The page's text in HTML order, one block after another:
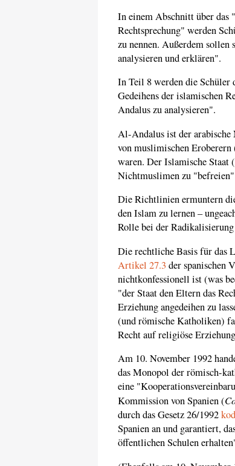
In einem Abschnitt über
Rechtsprechung" werden
zu nennen. Außerdem
analysieren und erklären".
In Teil 8 werden die Schüler
Gedeihens der islamischen
Andalus zu analysieren".
Al-Andalus ist der arabische
von muslimischen Eroberern
waren. Der Islamische
Nichtmuslimen zu "befreien"
Die Richtlinien ermuntern
den Islam zu lernen –
Rolle bei der
Die rechtliche Basis für das
Artikel 27.3 der spanischen
nichtkonfessionell ist (was
"der Staat den Eltern das
Erziehung angedeihen zu
(und römische Katholiken)
Recht auf religiöse
Am 10. November 1992
das Monopol der römisch-
eine
Kommission von Spanien (
durch das Gesetz 26/1992
Spanien an und garantiert,
öffentlichen Schulen